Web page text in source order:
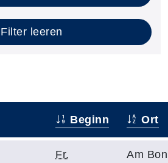
Filter leeren
Beginn Ort
Fr.
Am